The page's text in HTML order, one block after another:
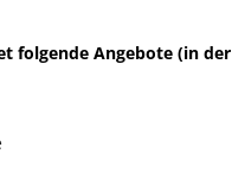
folgende Angebote (in der